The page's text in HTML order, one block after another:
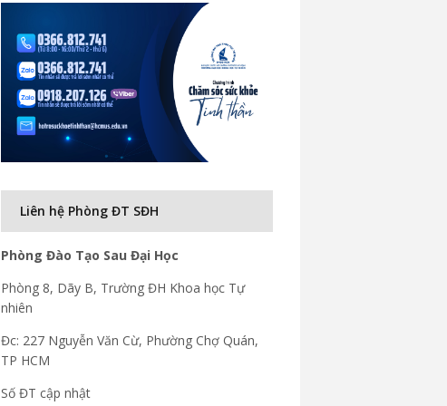
Liên hệ Phòng ĐT SĐH
Phòng Đào Tạo Sau Đại Học
Phòng 8, Dãy B, Trường ĐH Khoa học Tự
nhiên
Đc: 227 Nguyễn Văn Cừ, Phường Chợ Quán,
TP HCM
Số ĐT cập nhật